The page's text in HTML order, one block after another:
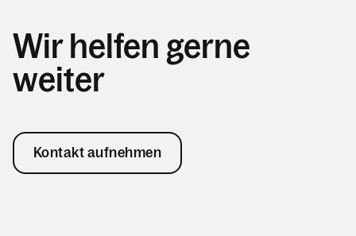
Wir helfen gerne
weiter
Kontakt aufnehmen